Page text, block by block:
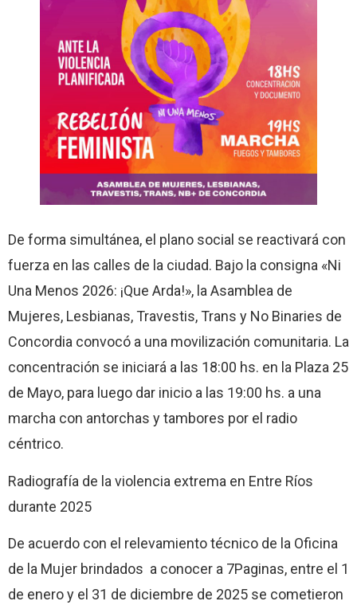
De forma simultánea, el plano social se reactivará con
fuerza en las calles de la ciudad. Bajo la consigna «Ni
Una Menos 2026: ¡Que Arda!», la Asamblea de
Mujeres, Lesbianas, Travestis, Trans y No Binaries de
Concordia convocó a una movilización comunitaria. La
concentración se iniciará a las 18:00 hs. en la Plaza 25
de Mayo, para luego dar inicio a las 19:00 hs. a una
marcha con antorchas y tambores por el radio
céntrico.
Radiografía de la violencia extrema en Entre Ríos
durante 2025
De acuerdo con el relevamiento técnico de la Oficina
de la Mujer brindados a conocer a 7Paginas, entre el 1
de enero y el 31 de diciembre de 2025 se cometieron